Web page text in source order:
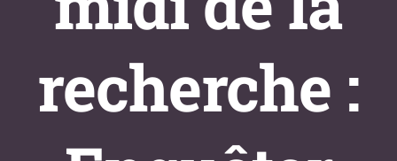
Évènements
Agenda
recherche :